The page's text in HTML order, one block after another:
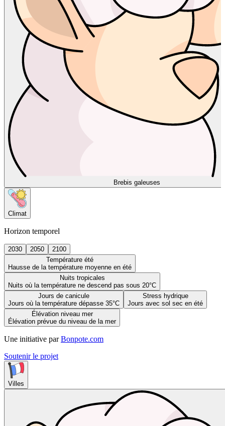
Brebis galeuses
Climat
Horizon temporel
2030 2050
2100
Température été
Hausse de la température moyenne en été
Nuits tropicales
Nuits où la température ne descend pas sous 20°C
Jours de canicule
Jours où la température dépasse 35°C
Stress hydrique
Jours avec sol sec en été
Élévation niveau mer
Élévation prévue du niveau de la mer
Une initiative par Bonpote.com
Soutenir le projet
Villes